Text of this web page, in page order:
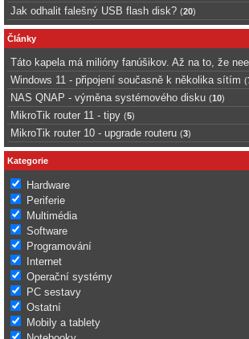
Jak odhalit falešný USB flash disk? (20)
Články
Táto kapela má milióny fanúšikov. Až na to, že
Windows 11 - připojení současně k několika sítím (
NAS QNAP - výměna systémového disku (10)
MikroTik router 11 - tipy (5)
MikroTik router 10 - upgrade routeru (3)
Kategorie
Hardware
Periferie
Multimédia
Software
Programování
Internet
Operační systémy
PC sestavy
Ostatní
Mobily a tablety